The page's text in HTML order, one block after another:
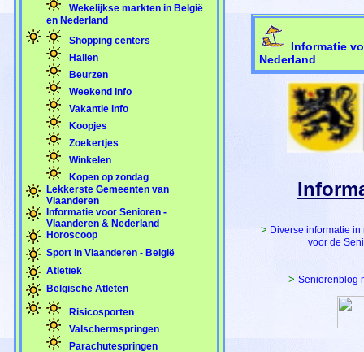
Wekelijkse markten in België
en Nederland
Shopping centers
Hallen
Beurzen
Weekend info
Vakantie info
Koopjes
Zoekertjes
Winkelen
Kopen op zondag
Lekkerste Gemeenten van
Vlaanderen
Informatie voor Senioren -
Vlaanderen & Nederland
Horoscoop
Sport in Vlaanderen - België
Atletiek
Belgische Atleten
Risicosporten
Valschermspringen
Parachutespringen
Informatie
Nederland
> Diverse informatie
voor de
> Seniorenblog